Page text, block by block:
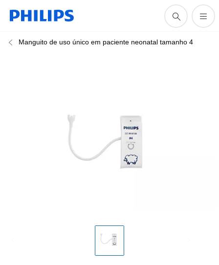
Manguito de uso único em paciente neonatal tamanho 4